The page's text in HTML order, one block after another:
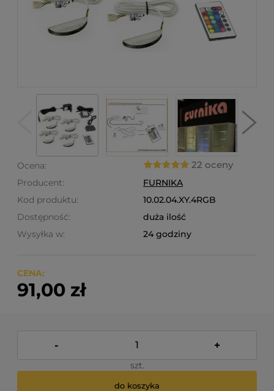
Ocena: 22 oceny
Producent:
FURNIKA
Kod produktu:
10.02.04.XY.4RGB
Dostępność:
duża ilość
Wysyłka w:
24 godziny
CENA:
91,00 zł
- +
szt.
do koszyka